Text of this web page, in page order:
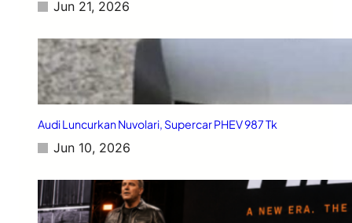
Jun 21, 2026
Audi Luncurkan Nuvolari, Supercar PHEV 987 Tk
Jun 10, 2026